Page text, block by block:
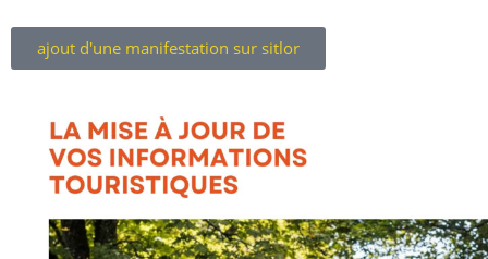
ajout d'une manifestation sur sitlor